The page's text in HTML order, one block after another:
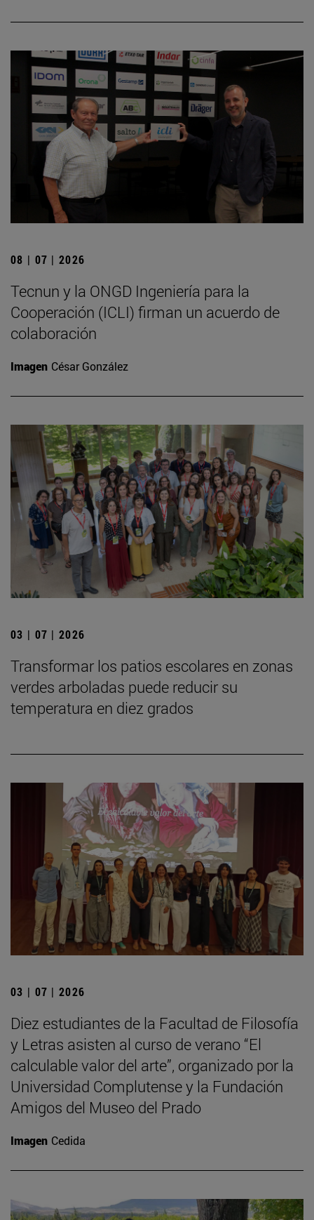
08 | 07 | 2026
Tecnun y la ONGD Ingeniería para la
Cooperación (ICLI) firman un acuerdo de
colaboración
Imagen César González
03 | 07 | 2026
Transformar los patios escolares en zonas
verdes arboladas puede reducir su
temperatura en diez grados
03 | 07 | 2026
Diez estudiantes de la Facultad de Filosofía
y Letras asisten al curso de verano “El
calculable valor del arte”, organizado por la
Universidad Complutense y la Fundación
Amigos del Museo del Prado
Imagen Cedida